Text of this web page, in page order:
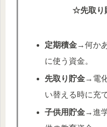
☆先取り
定期積金→何か
に使う資金。
先取り貯金→電
い替える時に充
子供用貯金→進